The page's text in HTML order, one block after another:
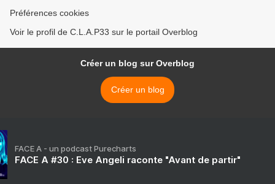
Préférences cookies
Voir le profil de C.L.A.P33 sur le portail Overblog
Créer un blog sur Overblog
Créer un blog
FACE A - un podcast Purecharts
FACE A #30 : Eve Angeli raconte "Avant de partir"